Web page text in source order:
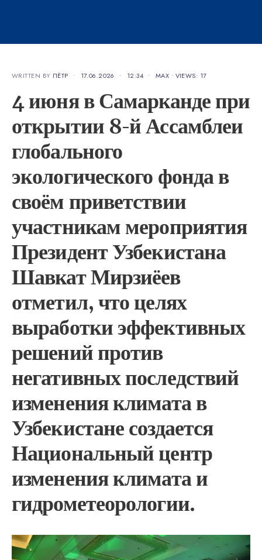
WRITTEN BY ПЁТР • 17.06.2026 • 12:34 • MAX • VIEWS: 17
4 июня в Самарканде при
открытии 8-й Ассамблеи
глобального
экологического фонда в
своём приветствии
участникам мероприятия
Президент Узбекистана
Шавкат Мирзиёев
отметил, что целях
выработки эффективных
решений против
негативных последствий
изменения климата в
Узбекистане создается
Национальный центр
изменения климата и
гидрометеорологии.